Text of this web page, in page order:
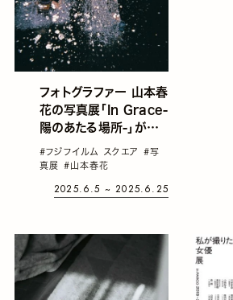
フォトグラファー 山本春
花の写真展「In Grace-
陽のあたる場所-」が東
京 六本木で開催。迷い
ながら向けたカメラの先
たしを受け入れてくれた
#フジフイルム スクエア #写
真展 #山本春花
2025.6.5 ~ 2025.6.25